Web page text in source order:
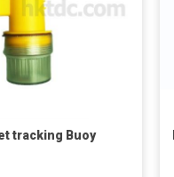
tracking Buoy